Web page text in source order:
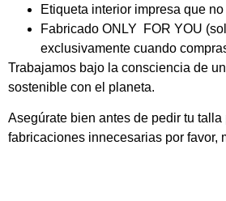
Etiqueta interior impresa que
Fabricado ONLY FOR YOU
exclusivamente cuando
Trabajamos bajo la consciencia de
sostenible con el planeta.
Asegúrate bien antes de pedir tu talla
fabricaciones innecesarias por favor,